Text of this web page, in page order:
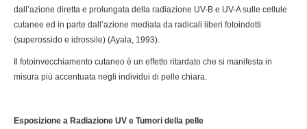
dall’azione diretta e prolungata della radiazione UV-B e UV-A sulle cellule
cutanee ed in parte dall’azione mediata da radicali liberi fotoindotti
(superossido e idrossile) (Ayala, 1993).
Il fotoinvecchiamento cutaneo è un effetto ritardato che si manifesta in
misura più accentuata negli individui di pelle chiara.
Esposizione a Radiazione UV e Tumori della pelle